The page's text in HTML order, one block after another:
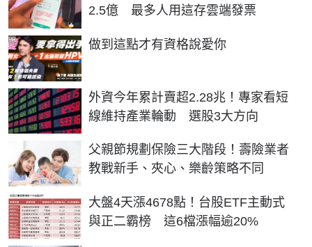
2.5億 最多人用這存雲端發票
做到這點才有資格說愛你
PR
外資今年累計賣超2.28兆！專家看短
線維持產業輪動 選股3大方向
父親節規劃保險三大階段！壽險業者
教戰新手、夾心、樂齡策略不同
大盤4天漲4678點！台股ETF主動式
與正二霸榜 這6檔漲幅逾20%